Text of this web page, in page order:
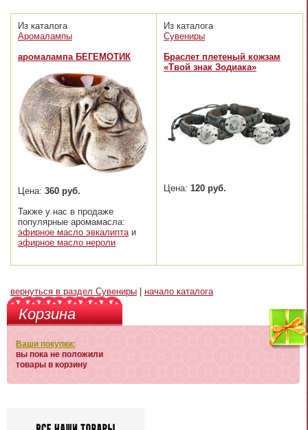
Из каталога
Аромалампы
аромалампа БЕГЕМОТИК
Цена: 360 руб.
Также у нас в продаже
популярные аромамасла:
эфирное масло эвкалипта и
эфирное масло нероли
Из каталога
Сувениры
Браслет плетеный кожзам
«Твой знак Зодиака»
Цена: 120 руб.
вернуться в раздел Сувениры | начало каталога
Корзина
Ваши покупки:
вы пока не положили
товары в корзину